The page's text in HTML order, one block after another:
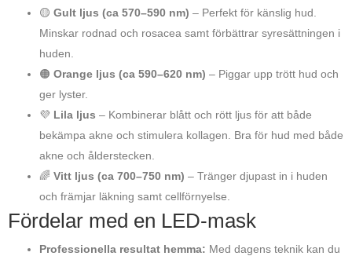
🟡 Gult ljus (ca 570–590 nm) – Perfekt för känslig hud.
Minskar rodnad och rosacea samt förbättrar syresättningen i
huden.
🟠 Orange ljus (ca 590–620 nm) – Piggar upp trött hud och
ger lyster.
💜 Lila ljus – Kombinerar blått och rött ljus för att både
bekämpa akne och stimulera kollagen. Bra för hud med både
akne och ålderstecken.
🌈 Vitt ljus (ca 700–750 nm) – Tränger djupast in i huden
och främjar läkning samt cellförnyelse.
Fördelar med en LED-mask
Professionella resultat hemma: Med dagens teknik kan du